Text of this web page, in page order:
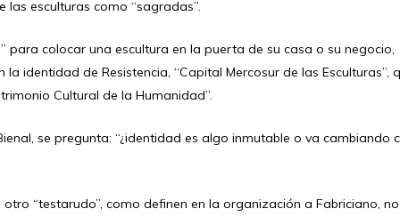
las esculturas como “sagradas”.
para colocar una escultura en la puerta de su casa o su negocio,
identidad de Resistencia, “Capital Mercosur de las Esculturas”,
Cultural de la Humanidad”.
se pregunta: “¿identidad es algo inmutable o va cambiando
“testarudo”, como definen en la organización a Fabriciano,